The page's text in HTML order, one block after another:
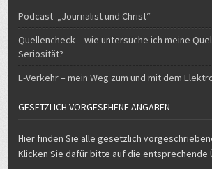
Podcast „Journalist und Christ“
Quellencheck – wie untersuche ich meine
Seriosität?
E-Verkehr – mein Weg zum und mit dem
GESETZLICH VORGESEHENE ANGABEN
Hier finden Sie alle gesetzlich
Klicken Sie dafür bitte auf die entsprechende